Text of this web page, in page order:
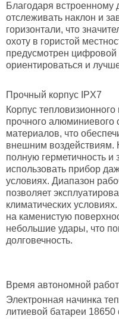
Благодаря
отслеживать наклон и
горизонтали, что
охоту в гористой
предусмотрен цифровой
ориентироваться и
Прочный корпус IPX7
Корпус
прочного алюминиевого
материалов, что
внешним воздействиям.
полную герметичность и
использовать прибор
условиях. Диапазон
позволяет
климатических
на каменистую
небольшие удары, что
долговечность.
Время автономной
Электронная начинка
литиевой батареи